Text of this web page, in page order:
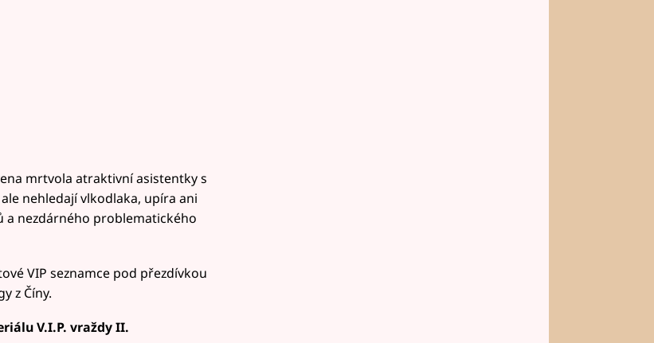
mrtvola atraktivní asistentky s
nehledají vlkodlaka, upíra ani
a nezdárného problematického
VIP seznamce pod přezdívkou
z Číny.
V.I.P. vraždy II.